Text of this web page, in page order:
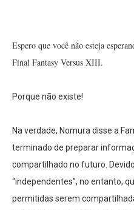
Espero que você não esteja
Final Fantasy Versus XIII.
Porque não existe!
Na verdade, Nomura disse a
terminado de preparar
compartilhado no futuro.
“independentes”, no entanto,
permitidas serem